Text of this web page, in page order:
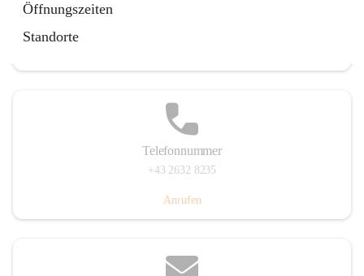
Öffnungszeiten
Standorte
Telefonnummer
+43 2632 8235
Anrufen